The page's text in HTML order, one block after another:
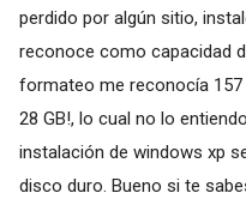
perdido por algún sitio,
reconoce como capacidad
formateo me reconocía 157
28 GB!, lo cual no lo
instalación de windows xp
disco duro. Bueno si te